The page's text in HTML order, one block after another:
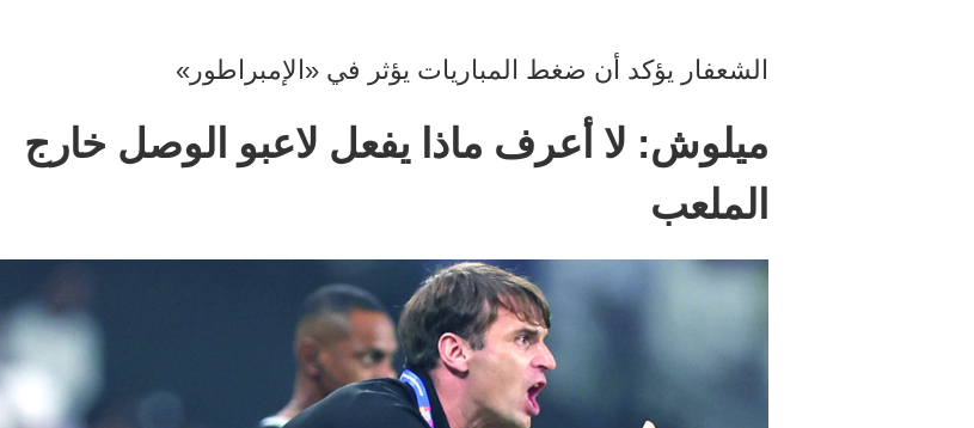
الشعفار يؤكد أن ضغط المباريات يؤثر في «الإمبراطور»
ميلوش: لا أعرف ماذا يفعل لاعبو الوصل خارج
الملعب